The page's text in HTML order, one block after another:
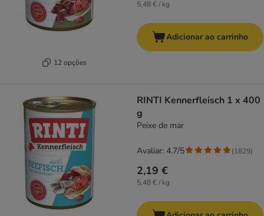
12 opções
5,48 € / kg
Adicionar ao carrinho
RINTI Kennerfleisch 1 x 400
g
Peixe de mar
2,19 €
5,48 € / kg
Avaliar: 4.7/5 (1829)